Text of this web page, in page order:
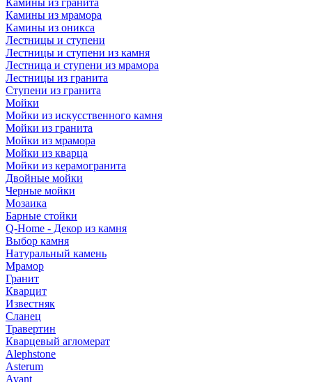
Камины из гранита
Камины из мрамора
Камины из оникса
Лестницы и ступени
Лестницы и ступени из камня
Лестница и ступени из мрамора
Лестницы из гранита
Ступени из гранита
Мойки
Мойки из искусственного камня
Мойки из гранита
Мойки из мрамора
Мойки из кварца
Мойки из керамогранита
Двойные мойки
Черные мойки
Мозаика
Барные стойки
Q-Home - Декор из камня
Выбор камня
Натуральный камень
Мрамор
Гранит
Кварцит
Известняк
Сланец
Травертин
Кварцевый агломерат
Alephstone
Asterum
Avant